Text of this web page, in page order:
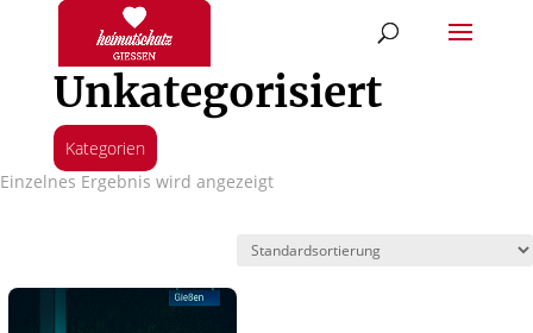
Unkategorisiert
Kategorien
Einzelnes Ergebnis wird angezeigt